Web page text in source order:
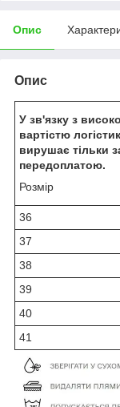
Опис
Опис
У зв'язку з
вартістю
вирушає тільки
передоплатою.
Розмір
36
37
38
39
40
41